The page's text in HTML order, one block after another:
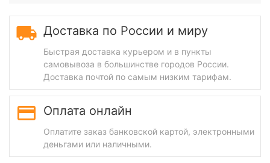
Доставка по России и миру
Быстрая доставка курьером и в пункты
самовывоза в большинстве городов России.
Доставка почтой по самым низким тарифам.
Оплата онлайн
Оплатите заказ банковской картой, электронными
деньгами или наличными.